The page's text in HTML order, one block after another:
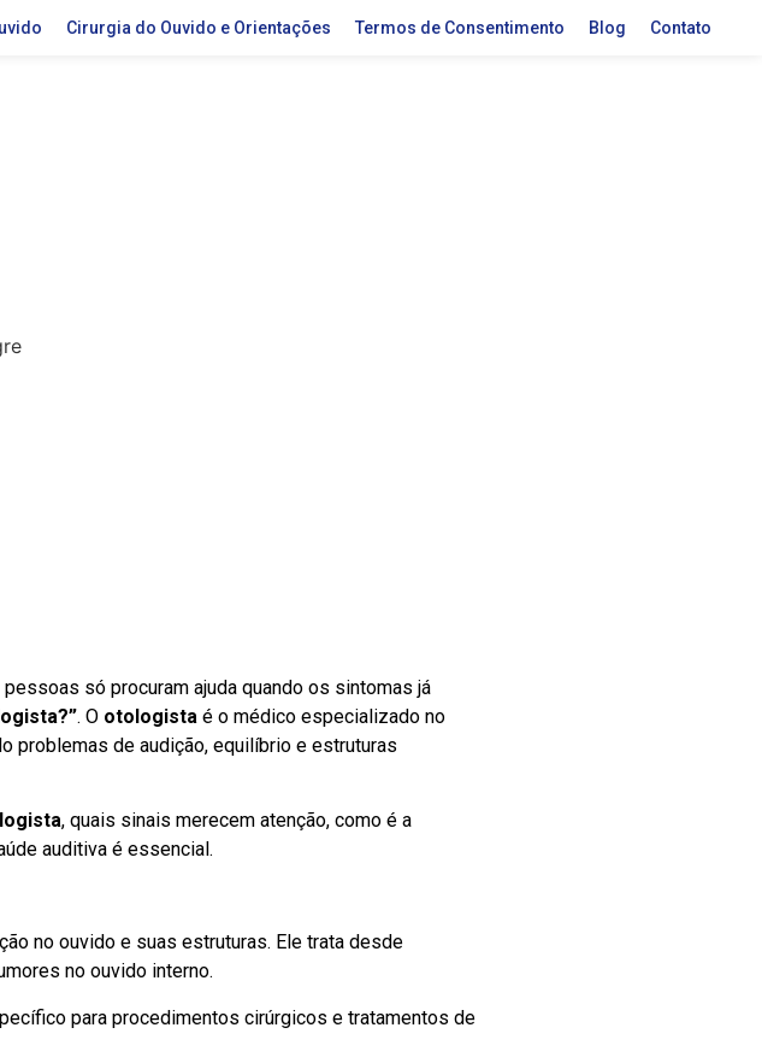
Cirurgia do Ouvido e Orientações Termos de Consentimento Blog Contato
só procuram ajuda quando os sintomas já
. O otologista é o médico especializado no
problemas de audição, equilíbrio e estruturas
, quais sinais merecem atenção, como é a
auditiva é essencial.
no ouvido e suas estruturas. Ele trata desde
no ouvido interno.
para procedimentos cirúrgicos e tratamentos de